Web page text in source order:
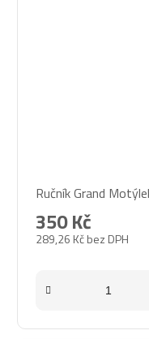
Ručník Grand
289,26 Kč bez DPH
350 Kč